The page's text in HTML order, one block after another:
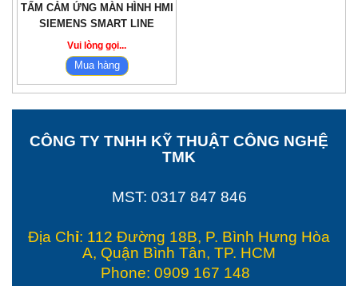
TẤM CẢM ỨNG MÀN HÌNH HMI
SIEMENS SMART LINE
Vui lòng gọi...
Mua hàng
CÔNG TY TNHH KỸ THUẬT CÔNG NGHỆ
TMK
MST: 0317 847 846
Địa Chỉ: 112 Đường 18B, P. Bình Hưng Hòa
A, Quận Bình Tân, TP. HCM
Phone: 0909 167 148